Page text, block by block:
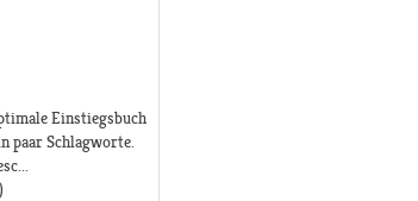
Einstiegsbuch
paar Schlagworte.